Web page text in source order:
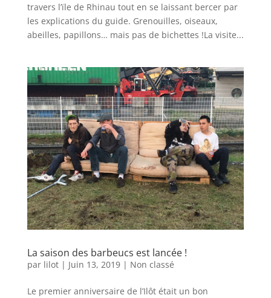
travers l’ïle de Rhinau tout en se laissant bercer par
les explications du guide. Grenouilles, oiseaux,
abeilles, papillons… mais pas de bichettes !La visite...
La saison des barbeucs est lancée !
par lilot| Juin 13, 2019| Non classé
Le premier anniversaire de l’Ilôt était un bon